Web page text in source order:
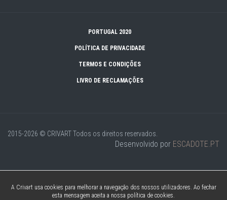
PORTUGAL 2020
POLÍTICA DE PRIVACIDADE
TERMOS E CONDIÇÕES
LIVRO DE RECLAMAÇÕES
2015-2026 © CRIVARTTodos os direitos reservados.
Desenvolvido por ESCADOTE.PT
A Crivart usa cookies para melhorar a navegação dos nossos utilizadores. Ao fechar
esta mensagem aceita a nossa política de cookies.